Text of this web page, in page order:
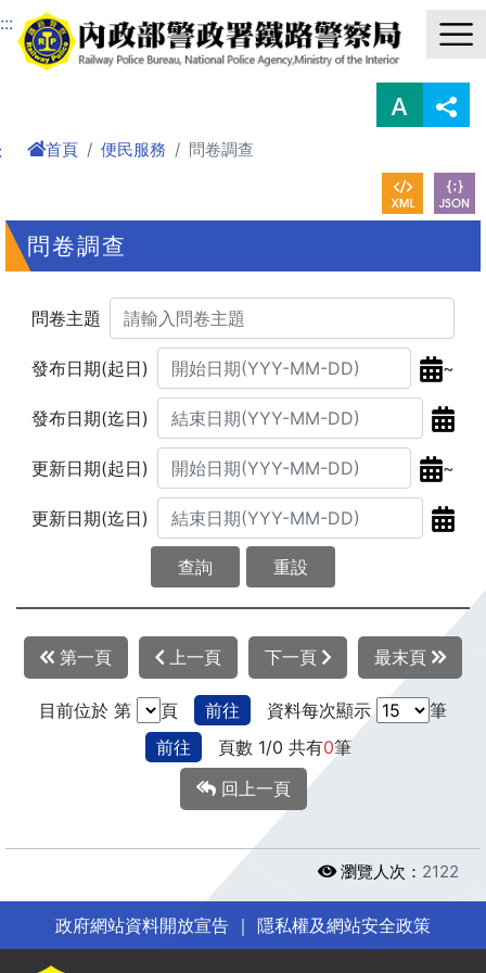
進入內容區塊
:::
首頁 便民服務 問卷調查
問卷調查
問卷主題
發布日期(起日) ~
發布日期(迄日)
更新日期(起日) ~
更新日期(迄日)
查詢 重設
第一頁 上一頁 下一頁 最末頁
目前位於 第 頁 前往 資料每次顯示
筆
前往
頁數 1/0 共有0筆
回上一頁
瀏覽人次： 2122
政府網站資料開放宣告 ｜ 隱私權及網站安全政策